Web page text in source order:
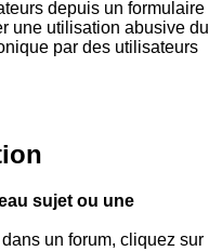
depuis un formulaire
une utilisation abusive du
par des utilisateurs
sujet ou une
un forum, cliquez sur